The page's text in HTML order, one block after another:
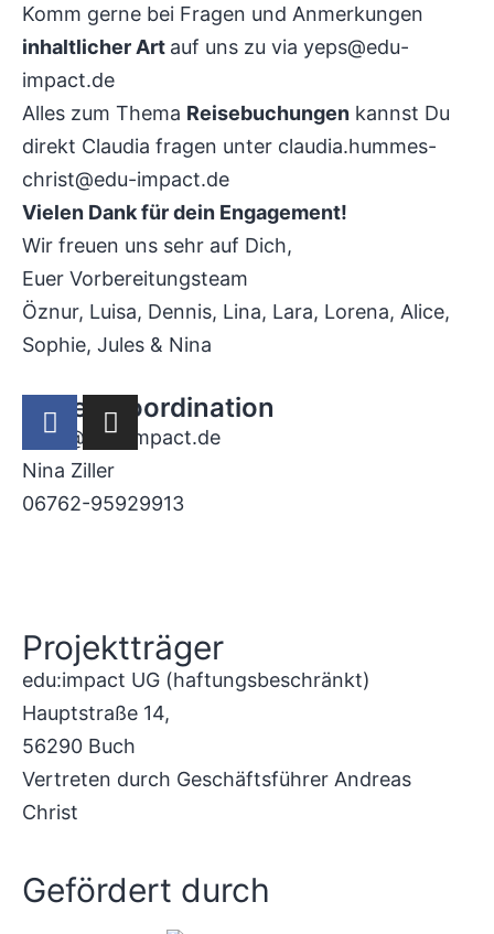
Komm gerne bei Fragen und Anmerkungen
inhaltlicher Art auf uns zu via yeps@edu-
impact.de
Alles zum Thema Reisebuchungen kannst Du
direkt Claudia fragen unter claudia.hummes-
christ@edu-impact.de
Vielen Dank für dein Engagement!
Wir freuen uns sehr auf Dich,
Euer Vorbereitungsteam
Öznur, Luisa, Dennis, Lina, Lara, Lorena, Alice,
Sophie, Jules & Nina
Projektkoordination
yeps@edu-impact.de
Nina Ziller
06762-95929913
Projektträger
edu:impact UG (haftungsbeschränkt)
Hauptstraße 14,
56290 Buch
Vertreten durch Geschäftsführer Andreas
Christ
Gefördert durch